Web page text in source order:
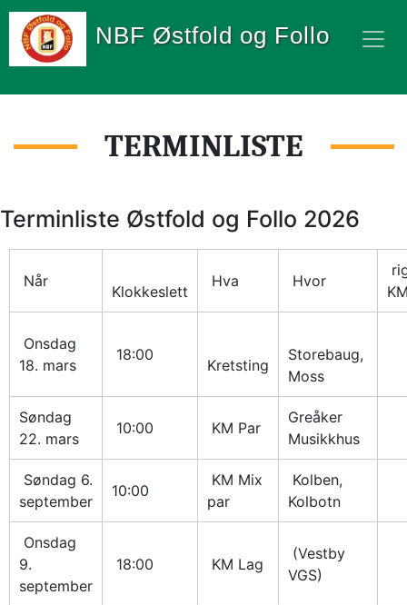
NBF Østfold og Follo
TERMINLISTE
Terminliste Østfold og Follo 2026
Når
Klokkeslett
Hva Hvor
18. mars
18:00
Kretsting
Storebaug,
Moss
Søndag
22. mars
10:00 KM Par
Greåker
Musikkhus
september
10:00
par
Kolbotn
9.
september
18:00 KM Lag
VGS)